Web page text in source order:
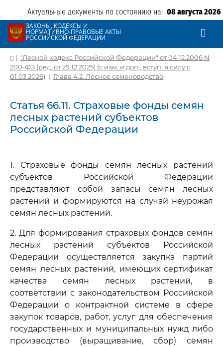
Актуальные документы по состоянию на: 08 августа 2026
ЗАКОНЫ, КОДЕКСЫ И
НОРМАТИВНО-ПРАВОВЫЕ АКТЫ
РОССИЙСКОЙ ФЕДЕРАЦИИ
| "Лесной кодекс Российской Федерации" от 04.12.2006 N
200-ФЗ (ред. от 29.12.2025) (с изм. и доп., вступ. в силу с
01.03.2026) | Глава 4.2. Лесное семеноводство
Статья 66.11. Страховые фонды семян
лесных растений субъектов
Российской Федерации
1. Страховые фонды семян лесных растений
субъектов Российской Федерации
представляют собой запасы семян лесных
растений и формируются на случай неурожая
семян лесных растений.
2. Для формирования страховых фондов семян
лесных растений субъектов Российской
Федерации осуществляется закупка партий
семян лесных растений, имеющих сертификат
качества семян лесных растений, в
соответствии с законодательством Российской
Федерации о контрактной системе в сфере
закупок товаров, работ, услуг для обеспечения
государственных и муниципальных нужд либо
производство (выращивание, сбор) семян